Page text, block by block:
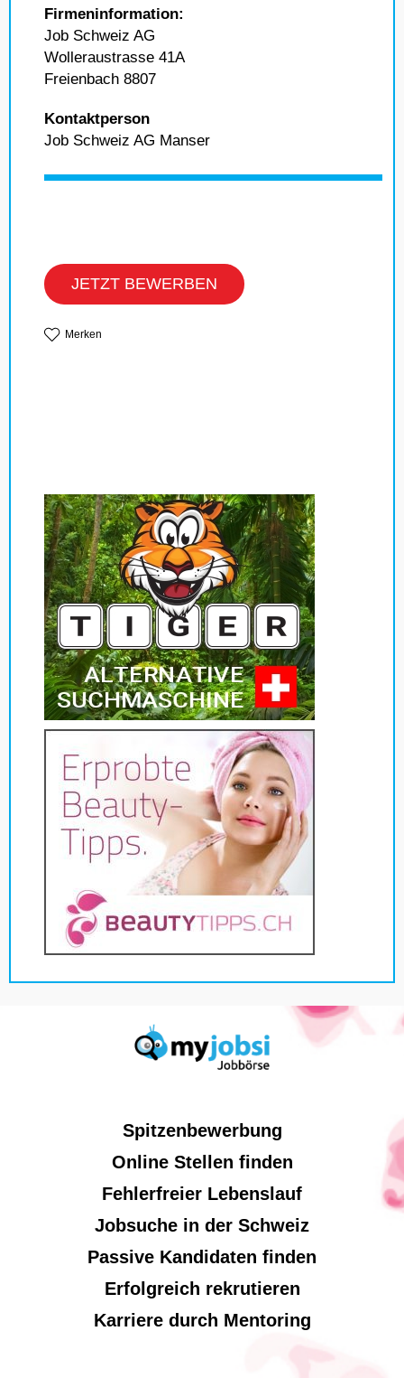
Firmeninformation:
Job Schweiz AG
Wolleraustrasse 41A
Freienbach 8807
Kontaktperson
Job Schweiz AG Manser
JETZT BEWERBEN
Merken
Spitzenbewerbung
Online Stellen finden
Fehlerfreier Lebenslauf
Jobsuche in der Schweiz
Passive Kandidaten finden
Erfolgreich rekrutieren
Karriere durch Mentoring